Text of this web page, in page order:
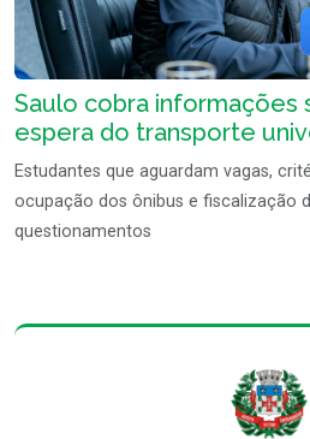
Saulo cobra informações
espera do transporte
Estudantes que aguardam vagas,
ocupação dos ônibus e fiscalização
questionamentos